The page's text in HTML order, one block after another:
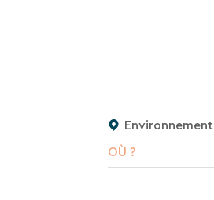
Environnement
OÙ ?